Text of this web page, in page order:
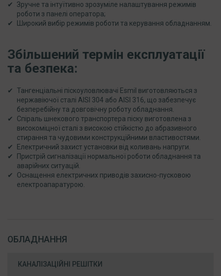
Зручне та інтуїтивно зрозуміле налаштування режимів
роботи з панелі оператора;
Широкий вибір режимів роботи та керування обладнанням.
Збільшений термін експлуатації
та безпека:
Тангенціальні піскоуловлювачі Esmil виготовляються з
нержавіючої сталі AISI 304 або AISI 316, що забезпечує
безперебійну та довговічну роботу обладнання.
Спіраль шнекового транспортера піску виготовлена з
високоміцної сталі з високою стійкістю до абразивного
стирання та чудовими конструкційними властивостями.
Електричний захист установки від коливань напруги.
Пристрій сигналізації нормальної роботи обладнання та
аварійних ситуацій.
Оснащення електричних приводів захисно-пусковою
електроапаратурою.
ОБЛАДНАННЯ
КАНАЛІЗАЦІЙНІ РЕШІТКИ